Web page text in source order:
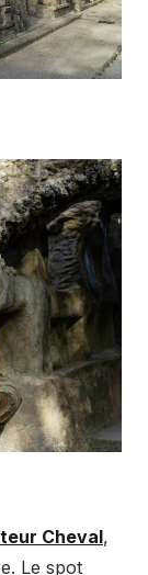
Cheval,
Le spot